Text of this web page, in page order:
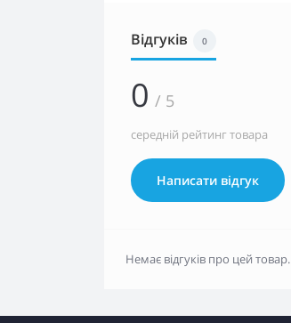
Відгуків 0
0 / 5
середній рейтинг товара
Написати відгук
Немає відгуків про цей товар.